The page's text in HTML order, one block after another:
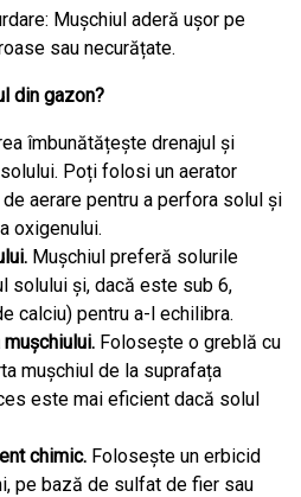
Mușchiul aderă ușor pe
sau necurățate.
din gazon?
îmbunătățește drenajul și
Poți folosi un aerator
aerare pentru a perfora solul și
oxigenului.
Mușchiul preferă solurile
solului și, dacă este sub 6,
calciu) pentru a-l echilibra.
mușchiului. Folosește o greblă cu
mușchiul de la suprafața
este mai eficient dacă solul
chimic. Folosește un erbicid
pe bază de sulfat de fier sau